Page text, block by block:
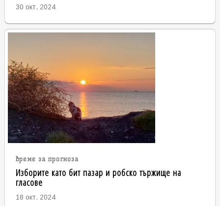
30 окт. 2024
време за прогноза
Изборите като бит пазар и робско тържище на
гласове
18 окт. 2024